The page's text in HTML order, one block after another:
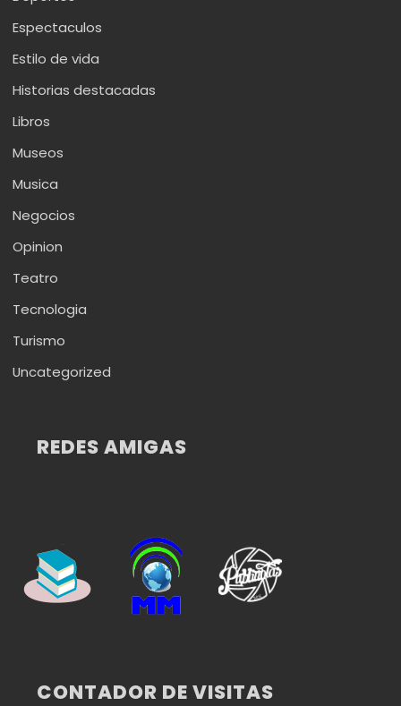
Espectaculos
Estilo de vida
Historias destacadas
Libros
Museos
Musica
Negocios
Opinion
Teatro
Tecnologia
Turismo
Uncategorized
REDES AMIGAS
CONTADOR DE VISITAS